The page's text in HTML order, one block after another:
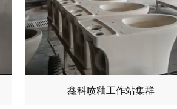
鑫科喷釉工作站集群